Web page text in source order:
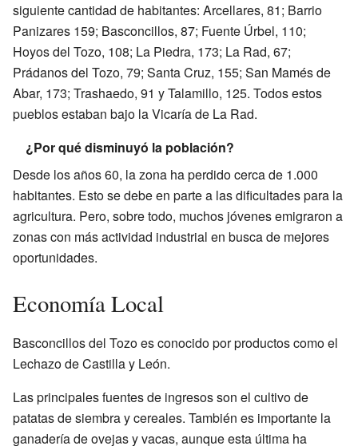
siguiente cantidad de habitantes: Arcellares, 81; Barrio
Panizares 159; Basconcillos, 87; Fuente Úrbel, 110;
Hoyos del Tozo, 108; La Piedra, 173; La Rad, 67;
Prádanos del Tozo, 79; Santa Cruz, 155; San Mamés de
Abar, 173; Trashaedo, 91 y Talamillo, 125. Todos estos
pueblos estaban bajo la Vicaría de La Rad.
¿Por qué disminuyó la población?
Desde los años 60, la zona ha perdido cerca de 1.000
habitantes. Esto se debe en parte a las dificultades para la
agricultura. Pero, sobre todo, muchos jóvenes emigraron a
zonas con más actividad industrial en busca de mejores
oportunidades.
Economía Local
Basconcillos del Tozo es conocido por productos como el
Lechazo de Castilla y León.
Las principales fuentes de ingresos son el cultivo de
patatas de siembra y cereales. También es importante la
ganadería de ovejas y vacas, aunque esta última ha